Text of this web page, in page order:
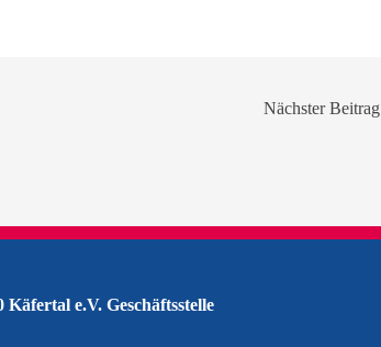
Nächster Beitrag
Käfertal e.V. Geschäftsstelle